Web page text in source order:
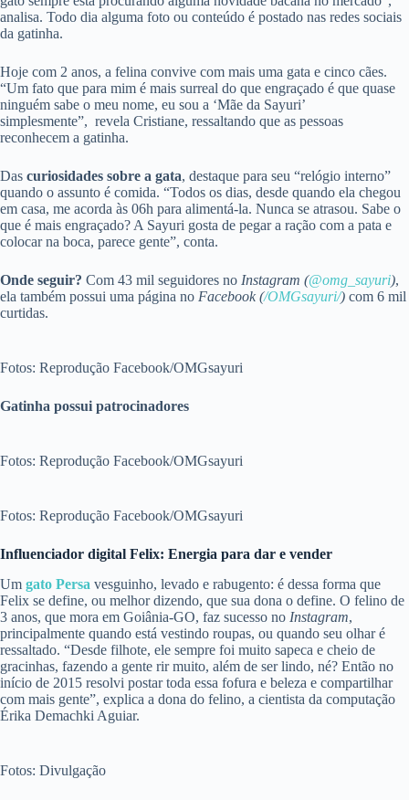
analisa. Todo dia alguma foto ou conteúdo é postado nas redes sociais
da gatinha.
Hoje com 2 anos, a felina convive com mais uma gata e cinco cães.
“Um fato que para mim é mais surreal do que engraçado é que quase
ninguém sabe o meu nome, eu sou a ‘Mãe da Sayuri’
simplesmente”, revela Cristiane, ressaltando que as pessoas
reconhecem a gatinha.
Das curiosidades sobre a gata, destaque para seu “relógio interno”
quando o assunto é comida. “Todos os dias, desde quando ela chegou
em casa, me acorda às 06h para alimentá-la. Nunca se atrasou. Sabe o
que é mais engraçado? A Sayuri gosta de pegar a ração com a pata e
colocar na boca, parece gente”, conta.
Onde seguir? Com 43 mil seguidores no Instagram (@omg_sayuri),
ela também possui uma página no Facebook (/OMGsayuri/) com 6 mil
curtidas.
Fotos: Reprodução Facebook/OMGsayuri
Gatinha possui patrocinadores
Fotos: Reprodução Facebook/OMGsayuri
Fotos: Reprodução Facebook/OMGsayuri
Influenciador digital Felix: Energia para dar e vender
Um gato Persa vesguinho, levado e rabugento: é dessa forma que
Felix se define, ou melhor dizendo, que sua dona o define. O felino de
3 anos, que mora em Goiânia-GO, faz sucesso no Instagram,
principalmente quando está vestindo roupas, ou quando seu olhar é
ressaltado. “Desde filhote, ele sempre foi muito sapeca e cheio de
gracinhas, fazendo a gente rir muito, além de ser lindo, né? Então no
início de 2015 resolvi postar toda essa fofura e beleza e compartilhar
com mais gente”, explica a dona do felino, a cientista da computação
Érika Demachki Aguiar.
Fotos: Divulgação